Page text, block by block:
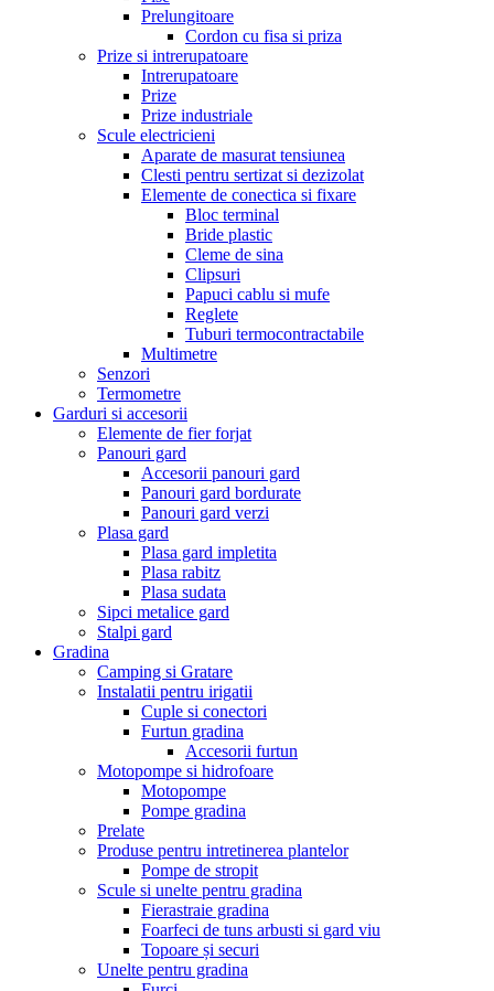
Prelungitoare
Cordon cu fisa si priza
Prize si intrerupatoare
Intrerupatoare
Prize
Prize industriale
Scule electricieni
Aparate de masurat tensiunea
Clesti pentru sertizat si dezizolat
Elemente de conectica si fixare
Bloc terminal
Bride plastic
Cleme de sina
Clipsuri
Papuci cablu si mufe
Reglete
Tuburi termocontractabile
Multimetre
Senzori
Termometre
Garduri si accesorii
Elemente de fier forjat
Panouri gard
Accesorii panouri gard
Panouri gard bordurate
Panouri gard verzi
Plasa gard
Plasa gard impletita
Plasa rabitz
Plasa sudata
Sipci metalice gard
Stalpi gard
Gradina
Camping si Gratare
Instalatii pentru irigatii
Cuple si conectori
Furtun gradina
Accesorii furtun
Motopompe si hidrofoare
Motopompe
Pompe gradina
Prelate
Produse pentru intretinerea plantelor
Pompe de stropit
Scule si unelte pentru gradina
Fierastraie gradina
Foarfeci de tuns arbusti si gard viu
Topoare și securi
Unelte pentru gradina